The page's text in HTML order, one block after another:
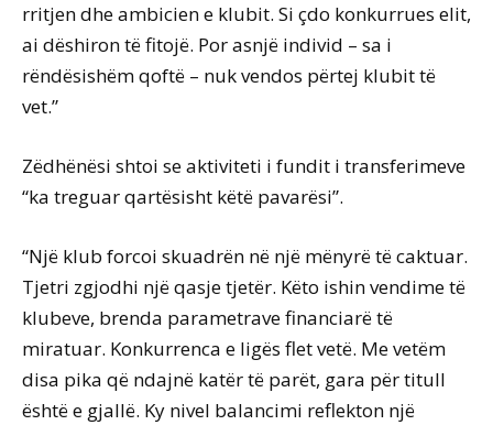
rritjen dhe ambicien e klubit. Si çdo konkurrues elit,
ai dëshiron të fitojë. Por asnjë individ – sa i
rëndësishëm qoftë – nuk vendos përtej klubit të
vet.”
Zëdhënësi shtoi se aktiviteti i fundit i transferimeve
“ka treguar qartësisht këtë pavarësi”.
“Një klub forcoi skuadrën në një mënyrë të caktuar.
Tjetri zgjodhi një qasje tjetër. Këto ishin vendime të
klubeve, brenda parametrave financiarë të
miratuar. Konkurrenca e ligës flet vetë. Me vetëm
disa pika që ndajnë katër të parët, gara për titull
është e gjallë. Ky nivel balancimi reflekton një